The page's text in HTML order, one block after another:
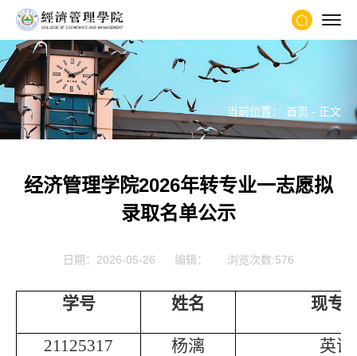
当前位置： 首页 - 正文
经济管理学院2026年转专业一志愿拟
录取名单公示
日期：2026-05-26 编辑： 浏览次数:576
学号 姓名 现专
21125317 杨漓 英语